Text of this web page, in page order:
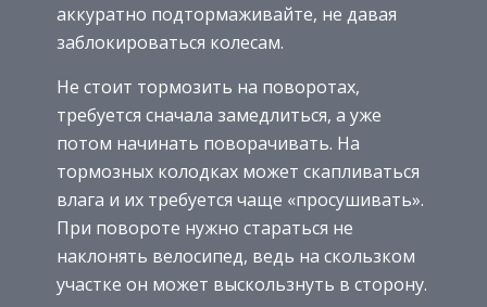
аккуратно подтормаживайте, не давая
заблокироваться колесам.
Не стоит тормозить на поворотах,
требуется сначала замедлиться, а уже
потом начинать поворачивать. На
тормозных колодках может скапливаться
влага и их требуется чаще «просушивать».
При повороте нужно стараться не
наклонять велосипед, ведь на скользком
участке он может выскользнуть в сторону.